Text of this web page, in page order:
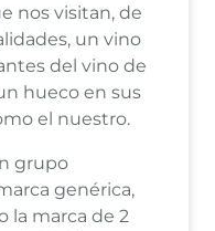
nos visitan, de
un vino
del vino de
hueco en sus
el nuestro.
grupo
genérica,
la marca de 2